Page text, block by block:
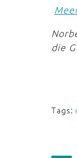
die
Tags: